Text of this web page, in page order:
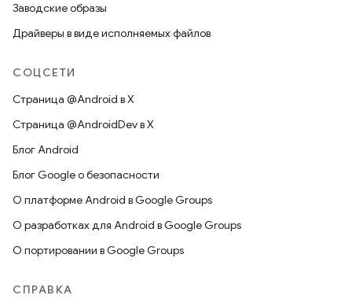
Заводские образы
Драйверы в виде исполняемых файлов
СОЦСЕТИ
Страница @Android в X
Страница @AndroidDev в X
Блог Android
Блог Google о безопасности
О платформе Android в Google Groups
О разработках для Android в Google Groups
О портировании в Google Groups
СПРАВКА